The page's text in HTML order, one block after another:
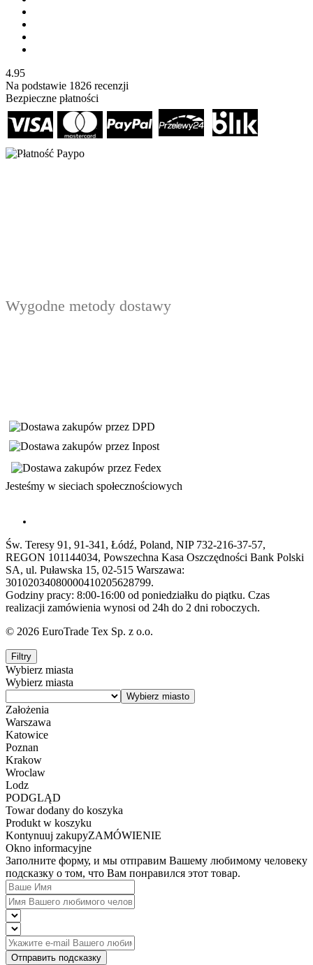
4.95
Na podstawie 1826 recenzji
Bezpieczne płatności
Wygodne metody dostawy
Jesteśmy w sieciach społecznościowych
Św. Teresy 91, 91-341, Łódź, Poland, NIP 732-216-37-57,
REGON 101144034, Powszechna Kasa Oszczędności Bank Polski
SA, ul. Puławska 15, 02-515 Warszawa:
30102034080000410205628799.
Godziny pracy: 8:00-16:00 od poniedziałku do piątku. Czas
realizacji zamówienia wynosi od 24h do 2 dni roboczych.
© 2026 EuroTrade Tex Sp. z o.o.
Filtry
Wybierz miasta
Wybierz miasta
Założenia
Warszawa
Katowice
Poznan
Krakow
Wroclaw
Lodz
PODGLĄD
Towar dodany do koszyka
Produkt w koszyku
Kontynuuj zakupyZAMÓWIENIE
Okno informacyjne
Заполните форму, и мы отправим Вашему любимому человеку
подсказку о том, что Вам понравился этот товар.
Отправить подсказку